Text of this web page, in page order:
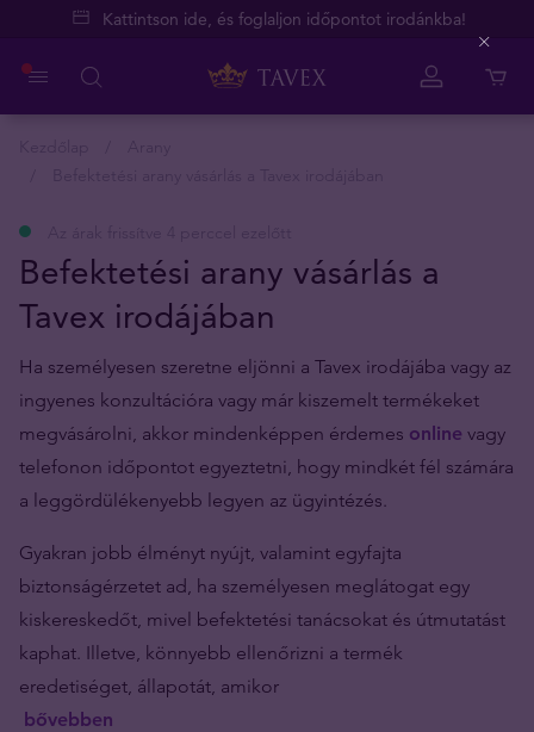
Kattintson ide, és foglaljon időpontot irodánkba!
Befektetési arany vásárlás a
Tavex irodájában
Ha személyesen szeretne eljönni a Tavex irodájába vagy az
ingyenes konzultációra vagy már kiszemelt termékeket
megvásárolni, akkor mindenképpen érdemes online vagy
telefonon időpontot egyeztetni, hogy mindkét fél számára
a leggördülékenyebb legyen az ügyintézés.
Gyakran jobb élményt nyújt, valamint egyfajta
biztonságérzetet ad, ha személyesen meglátogat egy
kiskereskedőt, mivel befektetési tanácsokat és útmutatást
kaphat. Illetve, könnyebb ellenőrizni a termék
eredetiséget, állapotát, amikor
bővebben
Close